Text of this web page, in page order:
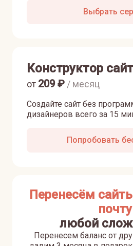
Выбрать
Конструктор
Создайте сайт без
дизайнеров всего за 15
от 209₽ / месяц
Попробовать
Перенесём
почту
любой
Перенесем баланс от